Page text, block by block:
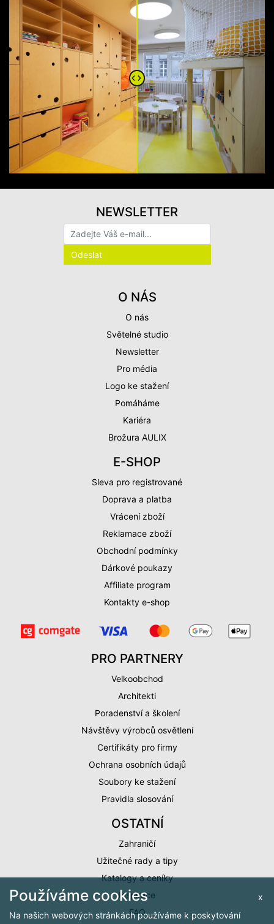
O NÁS
O nás
Světelné studio
Newsletter
Pro média
Logo ke stažení
Pomáháme
Kariéra
Brožura AULIX
E-SHOP
Sleva pro registrované
Doprava a platba
Vrácení zboží
Reklamace zboží
Obchodní podmínky
Dárkové poukazy
Affiliate program
Kontakty e-shop
PRO PARTNERY
Velkoobchod
Architekti
Poradenství a školení
Návštěvy výrobců osvětlení
Certifikáty pro firmy
Ochrana osobních údajů
Soubory ke stažení
Pravidla slosování
OSTATNÍ
Zahraničí
Užitečné rady a tipy
Katalogy a ceníky
Inspirace
FAQ
NEWSLETTER
x
Používáme cookies
Na našich webových stránkách používáme k poskytování